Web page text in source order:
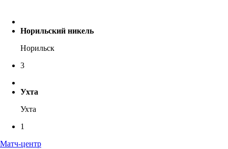
Норильский никель
Норильск
3
Ухта
Ухта
1
Матч-центр